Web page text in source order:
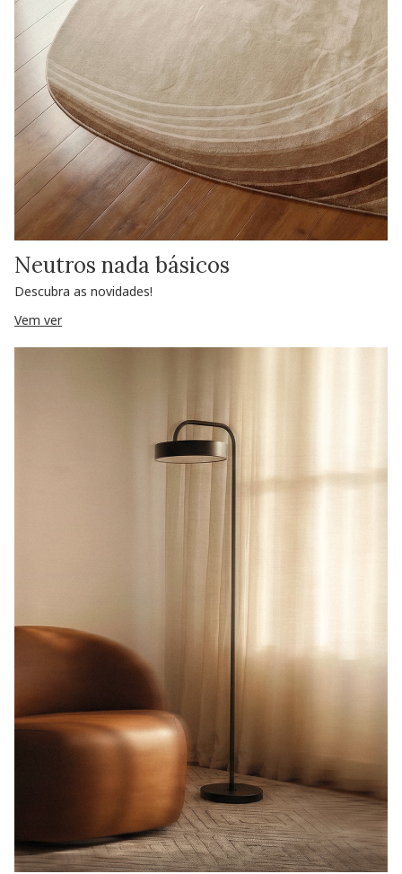
Neutros nada básicos
Descubra as novidades!
Vem ver